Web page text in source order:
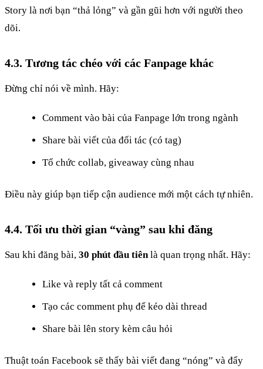
Story là nơi bạn “thả lỏng” và gần gũi hơn với người theo
dõi.
4.3. Tương tác chéo với các Fanpage khác
Đừng chỉ nói về mình. Hãy:
Comment vào bài của Fanpage lớn trong ngành
Share bài viết của đối tác (có tag)
Tổ chức collab, giveaway cùng nhau
Điều này giúp bạn tiếp cận audience mới một cách tự nhiên.
4.4. Tối ưu thời gian “vàng” sau khi đăng
Sau khi đăng bài, 30 phút đầu tiênlà quan trọng nhất. Hãy:
Like và reply tất cả comment
Tạo các comment phụ để kéo dài thread
Share bài lên story kèm câu hỏi
Thuật toán Facebook sẽ thấy bài viết đang “nóng” và đẩy